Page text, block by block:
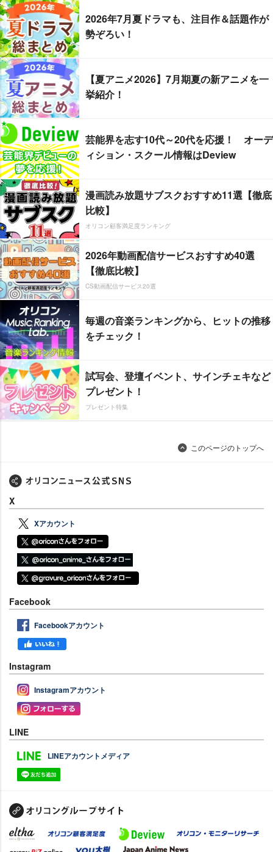
2026年7月夏ドラマも、注目作＆話題作が
勢ぞろい！
【夏アニメ2026】7月期夏の新アニメを一
挙紹介！
芸能界を志す10代～20代を応援！ オーデ
ィション・スクール情報はDeview
漫画読み放題サブスクおすすめ11選【徹底
比較】
オリコン顧客満足度ランキング
2026年動画配信サービスおすすめ40選
【徹底比較】
CS動画配信サービス20選
毎週の音楽ランキングから、ヒットの推移
をチェック！
試写会、登壇イベント、サインチェキなど
プレゼント！
プレゼント特集
このページのトップへ
X
Xアカウント
Facebook
Facebookアカウント
Instagram
Instagramアカウント
LINE
LINEアカウントメディア